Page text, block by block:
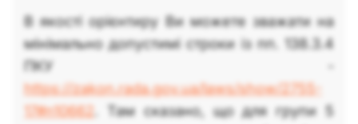
В якості орієнтиру Ви можете зважати на
мінімально допустимі строки із пп. 138.3.4
ПКУ -
https://zakon.rada.gov.ua/laws/show/2755-
17#n10662 . Там сказано, що для групи 5